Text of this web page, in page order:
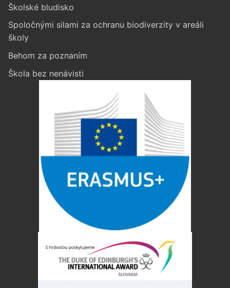
Školské bludisko
Spoločnými silami za ochranu biodiverzity v areáli
školy
Behom za poznaním
Škola bez nenávisti